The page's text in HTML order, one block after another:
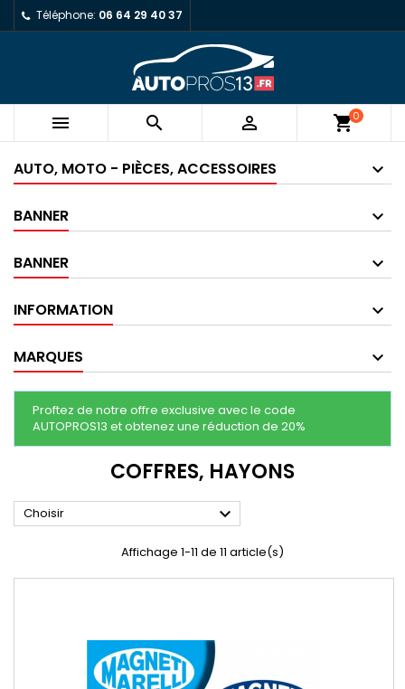
Téléphone: 06 64 29 40 37
   shopping_cart0
AUTO, MOTO - PIÈCES, ACCESSOIRES
BANNER
BANNER
INFORMATION
MARQUES
Proftez de notre offre exclusive avec le code
AUTOPROS13 et obtenez une réduction de 20%
COFFRES, HAYONS
Choisir 
Affichage 1-11 de 11 article(s)